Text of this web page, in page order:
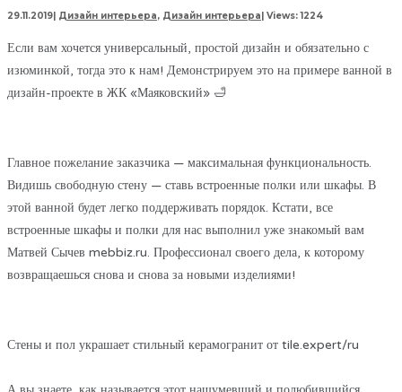
29.11.2019 Дизайн интерьера, Дизайн интерьера Views: 1224
Если вам хочется универсальный, простой дизайн и обязательно с
изюминкой, тогда это к нам! Демонстрируем это на примере ванной в
дизайн-проекте в ЖК «Маяковский» 🛁
Главное пожелание заказчика — максимальная функциональность.
Видишь свободную стену — ставь встроенные полки или шкафы. В
этой ванной будет легко поддерживать порядок. Кстати, все
встроенные шкафы и полки для нас выполнил уже знакомый вам
Матвей Сычев mebbiz.ru. Профессионал своего дела, к которому
возвращаешься снова и снова за новыми изделиями!
Стены и пол украшает стильный керамогранит от tile.expert/ru